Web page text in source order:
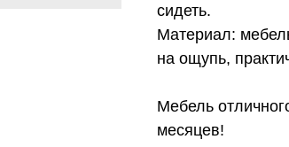
сидеть.
Материал:
на ощупь,
Мебель
месяцев!